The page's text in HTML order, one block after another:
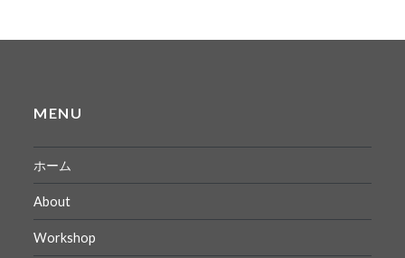
MENU
ホーム
About
Workshop